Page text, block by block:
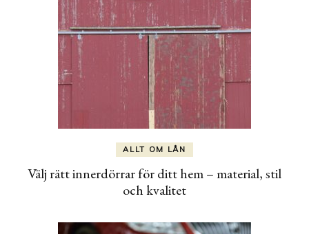
ALLT OM LÅN
Välj rätt innerdörrar för ditt hem – material, stil
och kvalitet